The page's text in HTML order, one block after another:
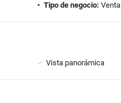
Tipo de negocio: Venta
Vista panorámica